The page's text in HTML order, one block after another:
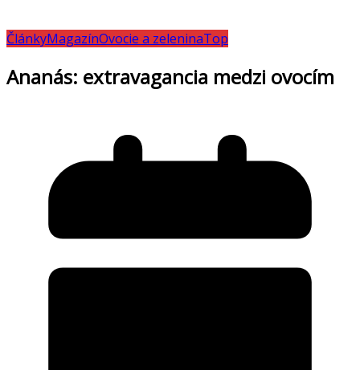
ČlánkyMagazínOvocie a zeleninaTop
Ananás: extravagancia medzi ovocím